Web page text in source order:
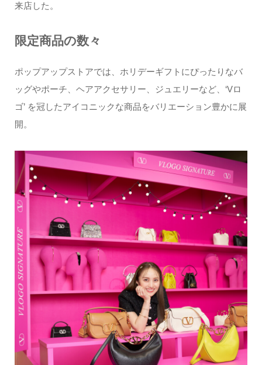
来店した。
限定商品の数々
ポップアップストアでは、ホリデーギフトにぴったりなバ
ッグやポーチ、ヘアアクセサリー、ジュエリーなど、‘Vロ
ゴ’ を冠したアイコニックな商品をバリエーション豊かに展
開。